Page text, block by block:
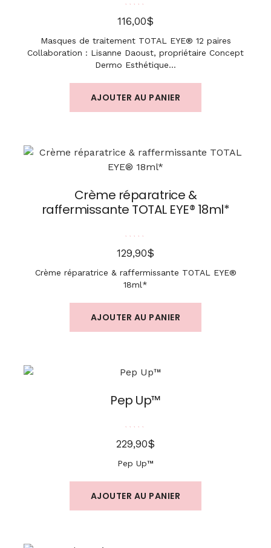
116,00$
Masques de traitement TOTAL EYE® 12 paires
Collaboration : Lisanne Daoust, propriétaire Concept
Dermo Esthétique…
AJOUTER AU PANIER
Crème réparatrice &
raffermissante TOTAL EYE® 18ml*
129,90$
Crème réparatrice & raffermissante TOTAL EYE®
18ml*
AJOUTER AU PANIER
Pep Up™
229,90$
Pep Up™
AJOUTER AU PANIER